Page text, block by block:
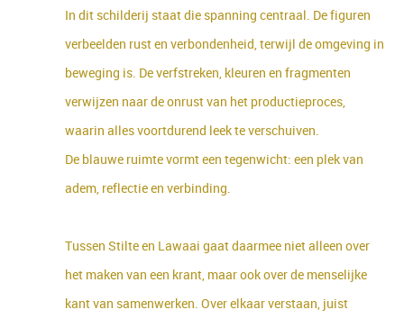
In dit schilderij staat die spanning centraal. De figuren
verbeelden rust en verbondenheid, terwijl de omgeving in
beweging is. De verfstreken, kleuren en fragmenten
verwijzen naar de onrust van het productieproces,
waarin alles voortdurend leek te verschuiven.
De blauwe ruimte vormt een tegenwicht: een plek van
adem, reflectie en verbinding.
Tussen Stilte en Lawaai gaat daarmee niet alleen over
het maken van een krant, maar ook over de menselijke
kant van samenwerken. Over elkaar verstaan, juist